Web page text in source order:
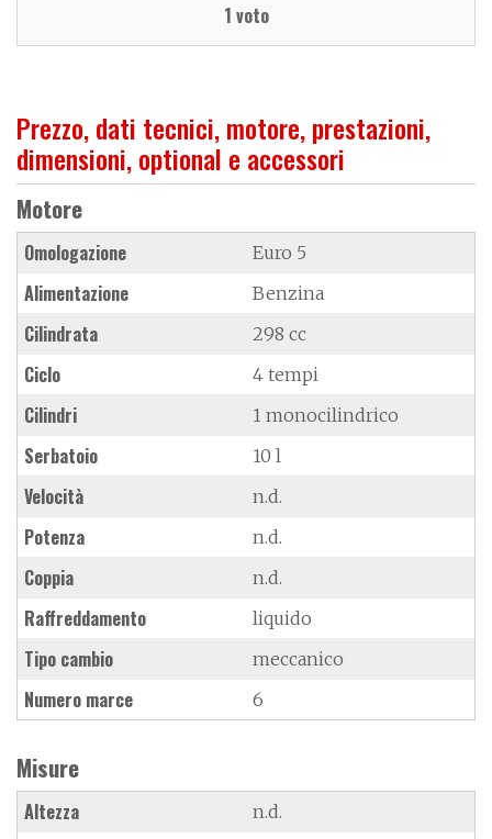
1 voto
Prezzo, dati tecnici, motore, prestazioni,
dimensioni, optional e accessori
Motore
Omologazione Euro 5
Alimentazione Benzina
Cilindrata 298 cc
Ciclo 4 tempi
Cilindri 1 monocilindrico
Serbatoio 10 l
Velocità n.d.
Potenza n.d.
Coppia n.d.
Raffreddamento liquido
Tipo cambio meccanico
Numero marce 6
Misure
Altezza n.d.